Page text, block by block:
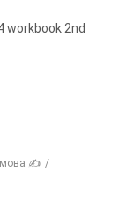
workbook 2nd
мова ✍